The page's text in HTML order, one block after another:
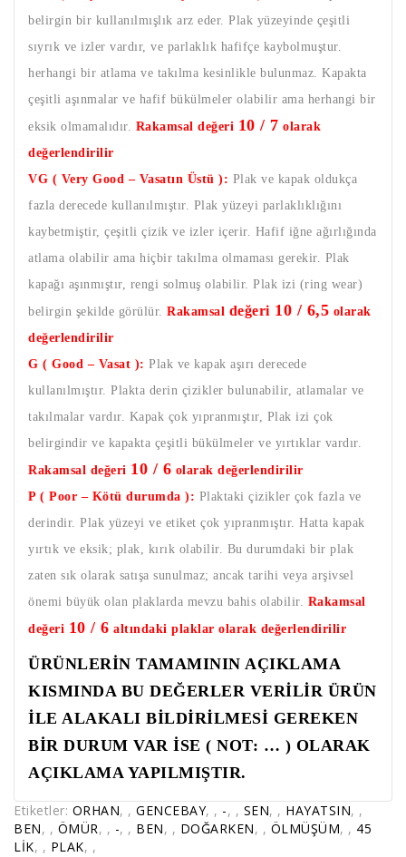
belirgin bir kullanılmışlık arz eder. Plak yüzeyinde çeşitli
sıyrık ve izler vardır, ve parlaklık hafifçe kaybolmuştur.
herhangi bir atlama ve takılma kesinlikle bulunmaz. Kapakta
çeşitli aşınmalar ve hafif bükülmeler olabilir ama herhangi bir
eksik olmamalıdır. Rakamsal değeri 10 / 7 olarak
değerlendirilir
VG ( Very Good – Vasatın Üstü ): Plak ve kapak oldukça
fazla derecede kullanılmıştır. Plak yüzeyi parlaklıklığını
kaybetmiştir, çeşitli çizik ve izler içerir. Hafif iğne ağırlığında
atlama olabilir ama hiçbir takılma olmaması gerekir. Plak
kapağı aşınmıştır, rengi solmuş olabilir. Plak izi (ring wear)
belirgin şekilde görülür. Rakamsal değeri10 / 6,5 olarak
değerlendirilir
G ( Good – Vasat ): Plak ve kapak aşırı derecede
kullanılmıştır. Plakta derin çizikler bulunabilir, atlamalar ve
takılmalar vardır. Kapak çok yıpranmıştır, Plak izi çok
belirgindir ve kapakta çeşitli bükülmeler ve yırtıklar vardır.
Rakamsal değeri 10 / 6 olarak değerlendirilir
P ( Poor – Kötü durumda ): Plaktaki çizikler çok fazla ve
derindir. Plak yüzeyi ve etiket çok yıpranmıştır. Hatta kapak
yırtık ve eksik; plak, kırık olabilir. Bu durumdaki bir plak
zaten sık olarak satışa sunulmaz; ancak tarihi veya arşivsel
önemi büyük olan plaklarda mevzu bahis olabilir. Rakamsal
değeri 10 / 6 altındaki plaklar olarak değerlendirilir
ÜRÜNLERİN TAMAMININ AÇIKLAMA
KISMINDA BU DEĞERLER VERİLİR ÜRÜN
İLE ALAKALI BİLDİRİLMESİ GEREKEN
BİR DURUM VAR İSE ( NOT: … ) OLARAK
AÇIKLAMA YAPILMIŞTIR.
Etiketler: ORHAN, , GENCEBAY, , -, , SEN, , HAYATSIN, ,
BEN, , ÖMÜR, , -, , BEN, , DOĞARKEN, , ÖLMÜŞÜM, , 45
LİK, , PLAK, ,